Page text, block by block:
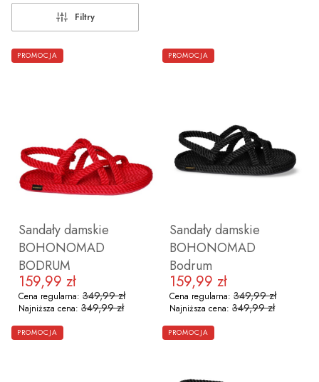
Filtry
Lista produktów
PROMOCJA
Sandały damskie
BOHONOMAD
BODRUM
Cena promocyjna
159,99 zł
Cena regularna: 349,99 zł
Najniższa cena: 349,99 zł
ZOBACZ PRODUKT
PROMOCJA
Sandały damskie
BOHONOMAD
Bodrum
Cena promocyjna
159,99 zł
Cena regularna: 349,99 zł
Najniższa cena: 349,99 zł
ZOBACZ PRODUKT
PROMOCJA PROMOCJA